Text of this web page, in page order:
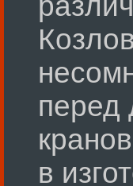
перед
в